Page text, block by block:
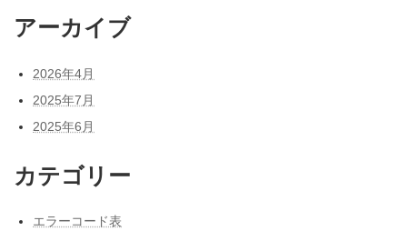
アーカイブ
2026年4月
2025年7月
2025年6月
カテゴリー
エラーコード表